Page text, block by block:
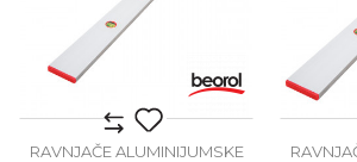
RAVNJAČE ALUMINIJUMSKE